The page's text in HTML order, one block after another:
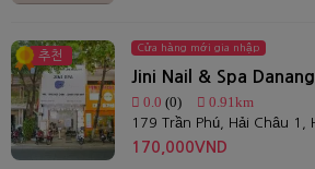
추천
Cửa hàng mới gia nhập
Jini Nail & Spa Danang
0.0 (0) 0.91km
170,000VND